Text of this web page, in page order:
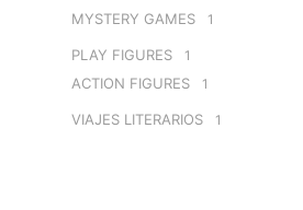
MYSTERY GAMES 1
PLAY FIGURES 1
ACTION FIGURES 1
VIAJES LITERARIOS 1